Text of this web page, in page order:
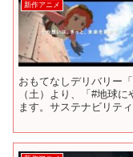
新作アニメ
おもてなしデリバリー
（土）より、「#地球
ます。サステナビリテ